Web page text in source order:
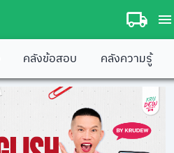
คลังข้อสอบ คลังความรู้